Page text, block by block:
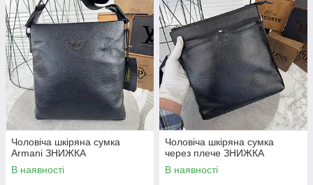
Чоловіча шкіряна сумка
Armani ЗНИЖКА
В наявності
Чоловіча шкіряна сумка
через плече ЗНИЖКА
В наявності